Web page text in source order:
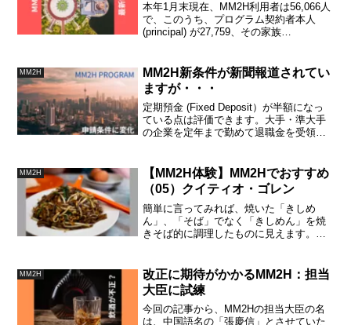
本年1月末現在、MM2H利用者は56,066人
で、このうち、プログラム契約者本人
(principal) が27,759、その家族
4,940、そして日本： 4,733でした。超慶
信大臣が公開。
MM2H
MM2H新条件が新聞報道されてい
ますが・・・
定期預金 (Fixed Deposit）が半額になっ
ている点は評価できます。大手・準大手
の企業を定年まで勤めて退職金を受領し
のは、これまでの90日から１ヶ月短縮さ
れただけです。Multi entry visa の有効期
限は5年になりました。
MM2H
【MM2H体験】MM2Hでおすすめ
（05）クイティオ・ゴレン
簡単に言ってみれば、焼いた「きしめ
ん」、「そば」でなく「きしめん」を焼
きそば的に調理したものに見えます。こ
うしても肥ってしまう食事なので、半年
に１食ぐらいが適当です。
MM2H
改正に期待がかかるMM2H：担当
大臣に試練
今回の記事から、MM2Hの担当大臣の名
は、中国語名の「張慶信」とさせていた